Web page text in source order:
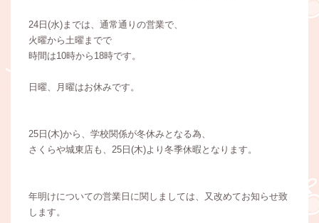
24日(水)までは、通常通りの営業で、
火曜から土曜までで
時間は10時から18時です。
日曜、月曜はお休みです。
25日(木)から、学校関係が冬休みとなる為、
さくらや城東店も、25日(木)より冬季休暇となります。
年明けについての営業日に関しましては、又改めてお知らせ致
します。